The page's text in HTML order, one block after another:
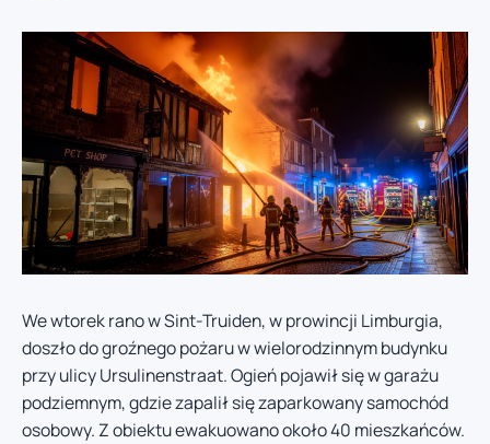
We wtorek rano w Sint-Truiden, w prowincji Limburgia,
doszło do groźnego pożaru w wielorodzinnym budynku
przy ulicy Ursulinenstraat. Ogień pojawił się w garażu
podziemnym, gdzie zapalił się zaparkowany samochód
osobowy. Z obiektu ewakuowano około 40 mieszkańców.